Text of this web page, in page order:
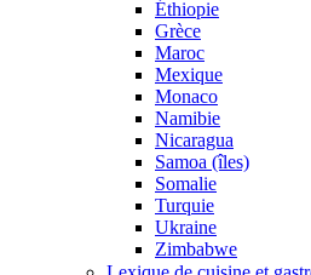
Éthiopie
Grèce
Maroc
Mexique
Monaco
Namibie
Nicaragua
Samoa (îles)
Somalie
Turquie
Ukraine
Zimbabwe